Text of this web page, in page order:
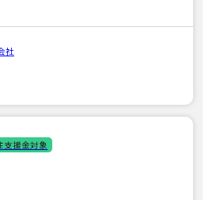
社
支援金対象